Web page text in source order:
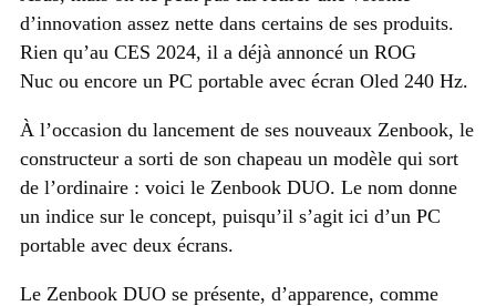
d’innovation assez nette dans certains de ses produits.
Rien qu’au CES 2024, il a déjà annoncé un ROG
Nuc ou encore un PC portable avec écran Oled 240 Hz.
À l’occasion du lancement de ses nouveaux Zenbook, le
constructeur a sorti de son chapeau un modèle qui sort
de l’ordinaire : voici le Zenbook DUO. Le nom donne
un indice sur le concept, puisqu’il s’agit ici d’un PC
portable avec deux écrans.
Le Zenbook DUO se présente, d’apparence, comme